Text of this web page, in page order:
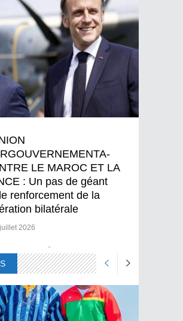
LE MAROC ET LA
: Un pas de géant
renforcement de la
bilatérale
2026